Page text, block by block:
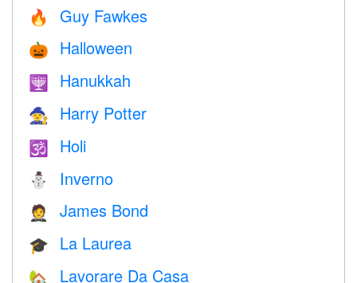
🔥 Guy Fawkes
🎃 Halloween
🕎 Hanukkah
🧙 Harry Potter
🕉 Holi
⛄ Inverno
🤵 James Bond
🎓 La Laurea
🏡 Lavorare Da Casa